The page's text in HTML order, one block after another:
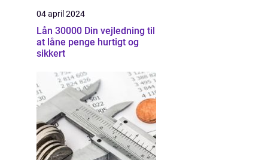
04 april 2024
Lån 30000 Din vejledning til
at låne penge hurtigt og
sikkert